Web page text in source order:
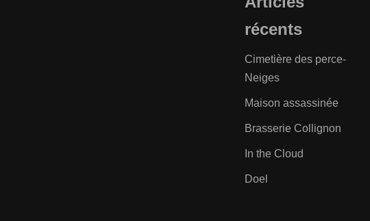
récents
Cimetière des perce-
Neiges
Maison assassinée
Brasserie Collignon
In the Cloud
Doel